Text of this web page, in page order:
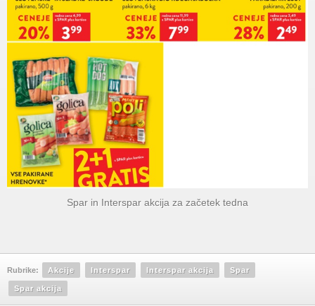
Spar in Interspar akcija za začetek tedna
Rubrike: Akcije Interspar Interspar akcija Spar
Spar akcija